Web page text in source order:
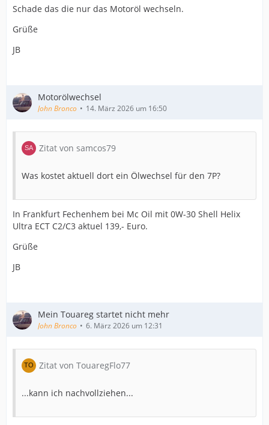
Schade das die nur das Motoröl wechseln.
Grüße
JB
Motorölwechsel
John Bronco 14. März 2026 um 16:50
Zitat von samcos79
Was kostet aktuell dort ein Ölwechsel für den 7P?
In Frankfurt Fechenhem bei Mc Oil mit 0W-30 Shell Helix
Ultra ECT C2/C3 aktuel 139,- Euro.
Grüße
JB
Mein Touareg startet nicht mehr
John Bronco 6. März 2026 um 12:31
Zitat von TouaregFlo77
...kann ich nachvollziehen...